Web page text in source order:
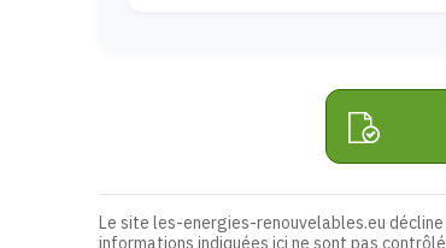
Le site les-energies-renouvelables.eu
informations indiquées ici ne sont pas